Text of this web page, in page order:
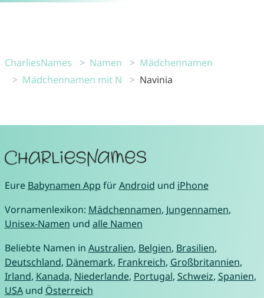
CharliesNames Namen
Mädchennamen
Mädchennamen mit N
Navinia
Eure Babynamen App fürAndroid und iPhone
Vornamenlexikon: Mädchennamen, Jungennamen,
Unisex-Namen und alle Namen
Beliebte Namen in Australien, Belgien, Brasilien,
Deutschland, Dänemark, Frankreich, Großbritannien,
Irland, Kanada, Niederlande, Portugal, Schweiz, Spanien,
USAund Österreich